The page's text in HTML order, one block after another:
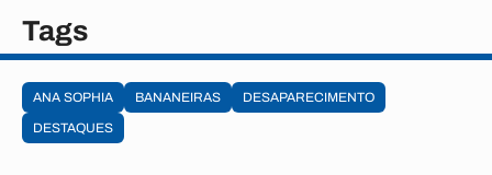
Tags
ANA SOPHIA BANANEIRAS
DESAPARECIMENTO
DESTAQUES